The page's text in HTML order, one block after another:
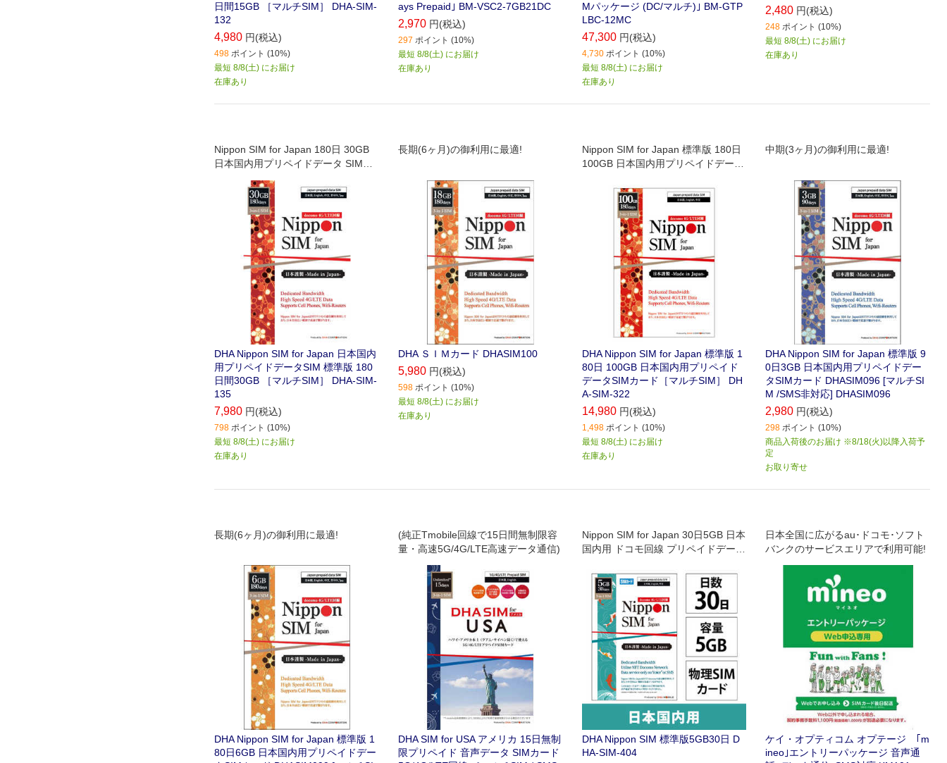
日間15GB ［マルチSIM］ DHA-SIM-
132
4,980 円(税込)
498 ポイント (10%)
最短 8/8(土) にお届け
在庫あり
ays Prepaid｣ BM-VSC2-7GB21DC
2,970 円(税込)
297 ポイント (10%)
最短 8/8(土) にお届け
在庫あり
Mパッケージ (DC/マルチ)｣ BM-GTP
LBC-12MC
47,300 円(税込)
4,730 ポイント (10%)
最短 8/8(土) にお届け
在庫あり
2,480 円(税込)
248 ポイント (10%)
最短 8/8(土) にお届け
在庫あり
Nippon SIM for Japan 180日 30GB
日本国内用プリペイドデータ SIMカ
ード (ドコモ回線)
DHA Nippon SIM for Japan 日本国内
用プリペイドデータSIM 標準版 180
日間30GB ［マルチSIM］ DHA-SIM-
135
7,980 円(税込)
798 ポイント (10%)
最短 8/8(土) にお届け
在庫あり
長期(6ヶ月)の御利用に最適!
DHA ＳＩＭカード DHASIM100
5,980 円(税込)
598 ポイント (10%)
最短 8/8(土) にお届け
在庫あり
Nippon SIM for Japan 標準版 180日
100GB 日本国内用プリペイドデータ
カード同梱・簡単設定/即利用OK)
DHA Nippon SIM for Japan 標準版 1
80日 100GB 日本国内用プリペイド
データSIMカード［マルチSIM］ DH
A-SIM-322
14,980 円(税込)
1,498 ポイント (10%)
最短 8/8(土) にお届け
在庫あり
中期(3ヶ月)の御利用に最適!
DHA Nippon SIM for Japan 標準版 9
0日3GB 日本国内用プリペイドデー
タSIMカード DHASIM096 [マルチSI
M /SMS非対応] DHASIM096
2,980 円(税込)
298 ポイント (10%)
商品入荷後のお届け ※8/18(火)以降入荷予
定
お取り寄せ
長期(6ヶ月)の御利用に最適!
DHA Nippon SIM for Japan 標準版 1
80日6GB 日本国内用プリペイドデー
(純正Tmobile回線で15日間無制限容
量・高速5G/4G/LTE高速データ通信)
DHA SIM for USA アメリカ 15日無制
限プリペイド 音声データ SIMカード
Nippon SIM for Japan 30日5GB 日本
国内用 ドコモ回線 プリペイドデータ
DHA Nippon SIM 標準版5GB30日 D
HA-SIM-404
日本全国に広がるau･ドコモ･ソフト
バンクのサービスエリアで利用可能!
ケイ・オプティコム オプテージ ｢m
ineo｣エントリーパッケージ 音声通